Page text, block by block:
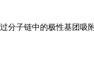
子链中的极性基团吸